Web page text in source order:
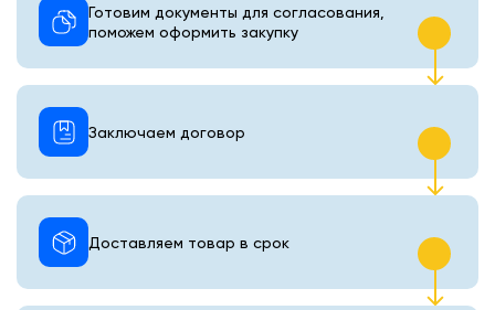
Готовим документы для согласования,
поможем оформить закупку
Доставляем товар в срок
Заключаем договор